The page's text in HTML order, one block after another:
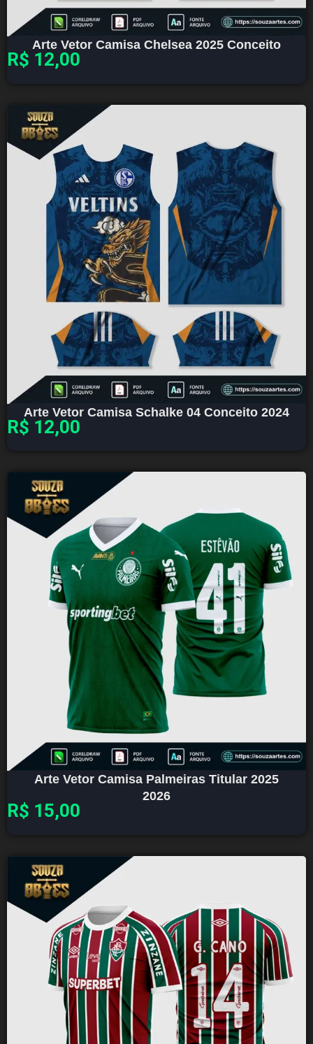
Arte Vetor Camisa Chelsea 2025 Conceito
R$ 12,00
Arte Vetor Camisa Schalke 04 Conceito 2024
R$ 12,00
Arte Vetor Camisa Palmeiras Titular 2025
2026
R$ 15,00